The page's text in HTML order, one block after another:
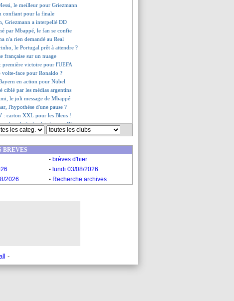
le meilleur pour Griezmann
confiant pour la finale
Griezmann a interpellé DD
par Mbappé, le fan se confie
n'a rien demandé au Real
le Portugal prêt à attendre ?
française sur un nuage
: première victoire pour l'UEFA
volte-face pour Ronaldo ?
en action pour Nübel
ciblé par les médias argentins
le joli message de Mbappé
l'hypothèse d'une pause ?
: carton XXL pour les Bleus !
souhaite la victoire aux Bleus
explique son rôle
scènes de joie des Bleus !
devant Konaté
défend Mbappé
bonheur de Le Graët
BREVES
. brèves d'hier
. lundi 03/08/2026
2026 . Recherche archives
-